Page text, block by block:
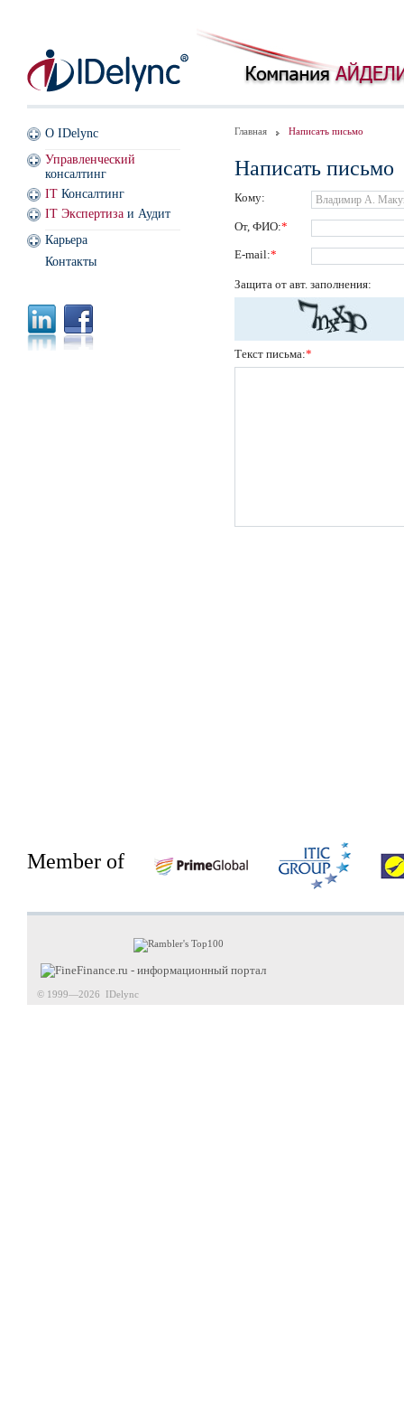
О IDelync
Управленческий
консалтинг
IT Консалтинг
IT Экспертиза и Аудит
Карьера
Контакты
Главная Написать письмо
Написать письмо
Кому:
От, ФИО:*
E-mail:*
Защита от авт. заполнения:
Текст письма:*
Member of
© 1999—2026 IDelync